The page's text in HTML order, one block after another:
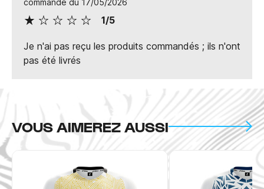
commande du 17/05/2026
1/5
Je n'ai pas reçu les produits commandés ; ils n'ont
pas été livrés
VOUS AIMEREZ AUSSI